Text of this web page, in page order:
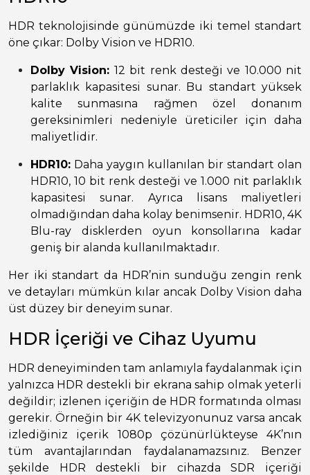
HDR teknolojisinde günümüzde iki temel standart
öne çıkar: Dolby Vision ve HDR10.
Dolby Vision: 12 bit renk desteği ve 10.000 nit
parlaklık kapasitesi sunar. Bu standart yüksek
kalite sunmasına rağmen özel donanım
gereksinimleri nedeniyle üreticiler için daha
maliyetlidir.
HDR10: Daha yaygın kullanılan bir standart olan
HDR10, 10 bit renk desteği ve 1.000 nit parlaklık
kapasitesi sunar. Ayrıca lisans maliyetleri
olmadığından daha kolay benimsenir. HDR10, 4K
Blu-ray disklerden oyun konsollarına kadar
geniş bir alanda kullanılmaktadır.
Her iki standart da HDR’nin sunduğu zengin renk
ve detayları mümkün kılar ancak Dolby Vision daha
üst düzey bir deneyim sunar.
HDR İçeriği ve Cihaz Uyumu
HDR deneyiminden tam anlamıyla faydalanmak için
yalnızca HDR destekli bir ekrana sahip olmak yeterli
değildir; izlenen içeriğin de HDR formatında olması
gerekir. Örneğin bir 4K televizyonunuz varsa ancak
izlediğiniz içerik 1080p çözünürlükteyse 4K’nın
tüm avantajlarından faydalanamazsınız. Benzer
şekilde HDR destekli bir cihazda SDR içeriği